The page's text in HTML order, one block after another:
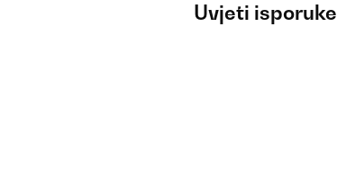
Uvjeti isporuke